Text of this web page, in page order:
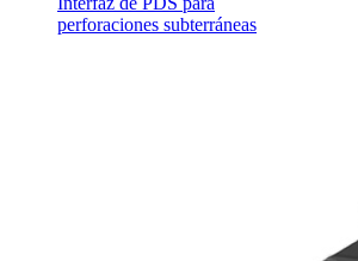
perforaciones subterráneas